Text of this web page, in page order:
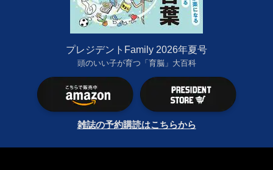
プレジデントFamily 2026年夏号
頭のいい子が育つ「育脳」大百科
雑誌の予約購読はこちらから